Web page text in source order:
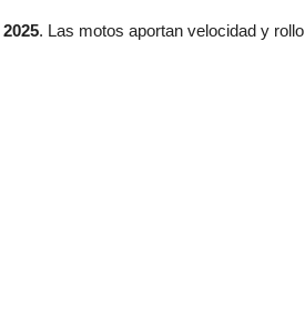
2025. Las motos aportan velocidad y rollo